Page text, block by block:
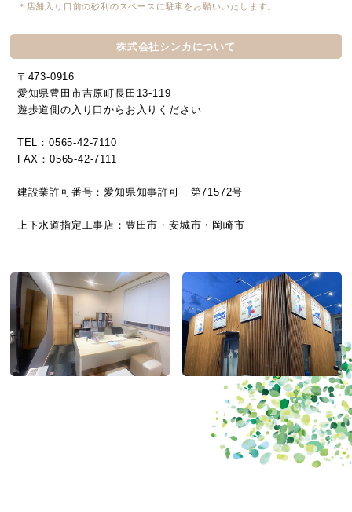
＊店舗入り口前の砂利のスペースに駐車をお願いいたします。
株式会社シンカについて
〒473-0916
愛知県豊田市吉原町長田13-119
遊歩道側の入り口からお入りください
TEL：0565-42-7110
FAX：0565-42-7111
建設業許可番号：愛知県知事許可 第71572号
上下水道指定工事店：豊田市・安城市・岡崎市